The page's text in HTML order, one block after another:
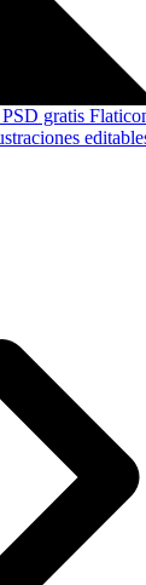
gratis